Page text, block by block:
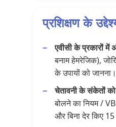
प्रशिक्षण के
एवीसी के प्रकारों में
बनाम हेमरेजिक),
के उपायों को जानना।
चेतावनी के संकेतों
बोलने का नियम /
और बिना देर किए